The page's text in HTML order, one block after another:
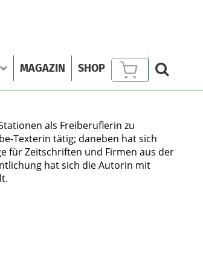
MAGAZIN SHOP
als Freiberuflerin zu
Texterin tätig; daneben hat sich
für Zeitschriften und Firmen aus der
hat sich die Autorin mit